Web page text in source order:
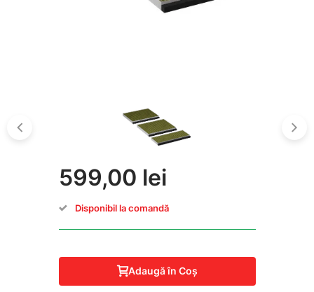
599,00 lei
Disponibil la comandă
Adaugă în Coş